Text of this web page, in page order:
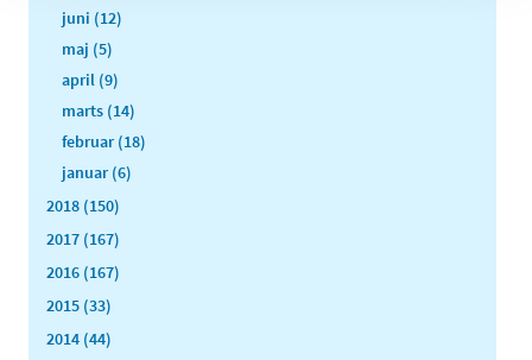
juni (12)
maj (5)
april (9)
marts (14)
februar (18)
januar (6)
2018 (150)
2017 (167)
2016 (167)
2015 (33)
2014 (44)